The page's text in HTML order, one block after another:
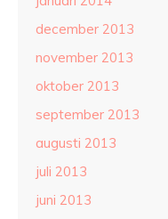
december 2013
november 2013
oktober 2013
september 2013
augusti 2013
juli 2013
juni 2013